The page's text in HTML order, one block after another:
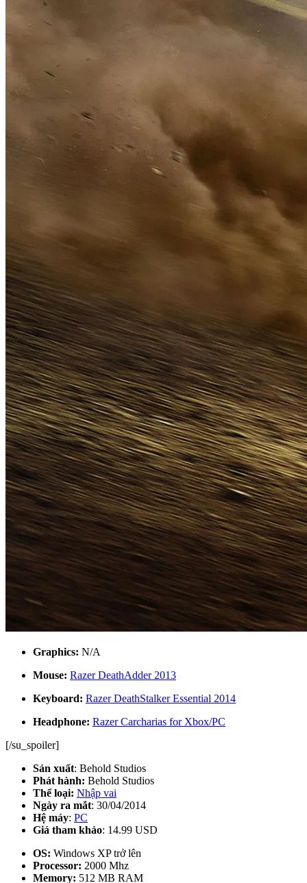
Graphics: N/A
Mouse: Razer DeathAdder 2013
Keyboard: Razer DeathStalker Essential 2014
Headphone: Razer Carcharias for Xbox/PC
[/su_spoiler]
Sản xuất: Behold Studios
Phát hành: Behold Studios
Thể loại: Nhập vai
Ngày ra mắt: 30/04/2014
Hệ máy: PC
Giá tham khảo: 14.99 USD
OS: Windows XP trở lên
Processor: 2000 Mhz
Memory: 512 MB RAM